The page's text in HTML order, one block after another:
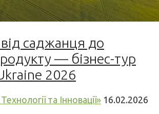
саджанця до
— бізнес-тур
2026
та Інновації» 16.02.2026